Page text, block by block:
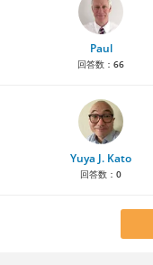
Paul
回答数： 66
Yuya J. Kato
回答数： 0